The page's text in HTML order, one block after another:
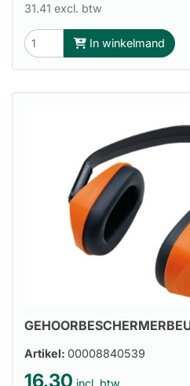
31.41 excl. btw
In winkelmand
Artikel: 00008840539
16.30